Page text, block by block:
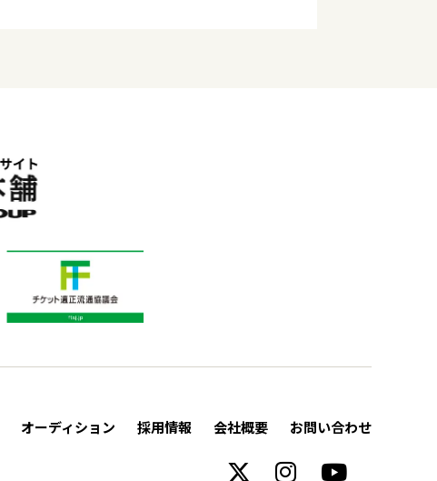
オーディション 採用情報 会社概要 お問い合わせ